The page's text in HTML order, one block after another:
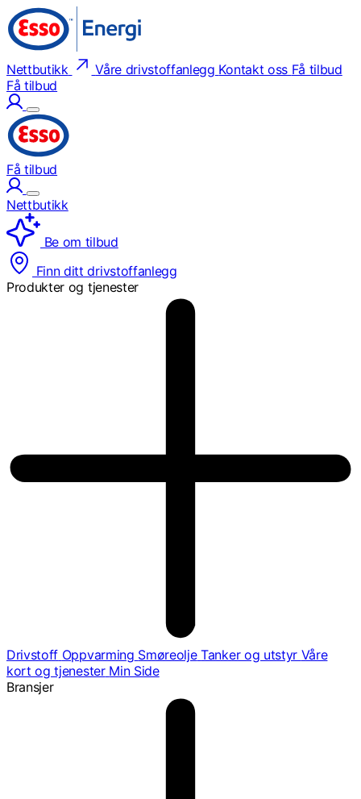
Nettbutikk Våre drivstoffanlegg Kontakt oss Få tilbud
Få tilbud
Få tilbud
Nettbutikk
Be om tilbud
Finn ditt drivstoffanlegg
Produkter og tjenester
Drivstoff Oppvarming Smøreolje Tanker og utstyr Våre
kort og tjenester Min Side
Bransjer